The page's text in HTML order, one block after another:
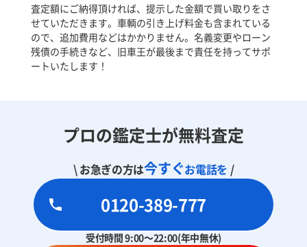
査定額にご納得頂ければ、提示した金額で買い取りをさ
せていただきます。車輌の引き上げ料金も含まれている
ので、追加費用などはかかりません。名義変更やローン
残債の手続きなど、旧車王が最後まで責任を持ってサポ
ートいたします！
プロの鑑定士が無料査定
\ お急ぎの方は今すぐお電話を /
0120-389-777
受付時間 9:00～22:00(年中無休)